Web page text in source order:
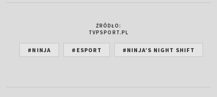
ŹRÓDŁO:
TVPSPORT.PL
#NINJA #ESPORT #NINJA’S NIGHT SHIFT